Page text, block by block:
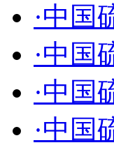
·中国
·中国
·中国
·中国